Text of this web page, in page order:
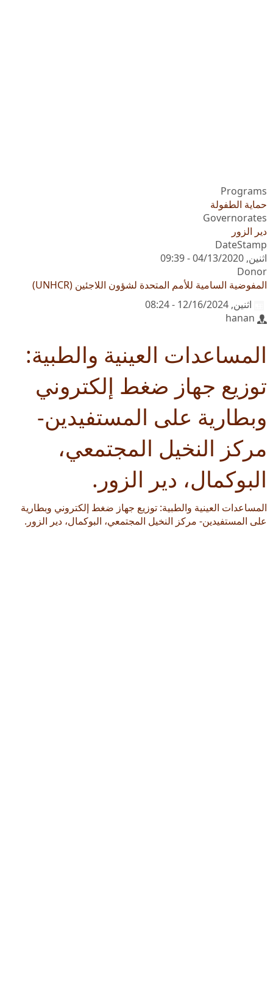
Programs
حماية الطفولة
Governorates
دير الزور
DateStamp
اثنين, 04/13/2020 - 09:39
Donor
المفوضية السامية للأمم المتحدة لشؤون اللاجئين (UNHCR)
اثنين, 12/16/2024 - 08:24
hanan
المساعدات العينية والطبية:
توزيع جهاز ضغط إلكتروني
وبطارية على المستفيدين-
مركز النخيل المجتمعي،
البوكمال، دير الزور.
المساعدات العينية والطبية: توزيع جهاز ضغط إلكتروني وبطارية
على المستفيدين- مركز النخيل المجتمعي، البوكمال، دير الزور.